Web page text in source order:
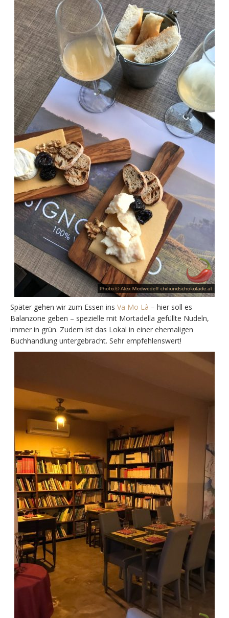
Später gehen wir zum Essen ins Va Mo Là – hier soll es
Balanzone geben – spezielle mit Mortadella gefüllte Nudeln,
immer in grün. Zudem ist das Lokal in einer ehemaligen
Buchhandlung untergebracht. Sehr empfehlenswert!